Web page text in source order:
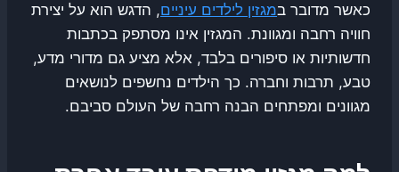
כאשר מדובר במגזין לילדים עיניים, הדגש הוא על יצירת
חוויה רחבה ומגוונת. המגזין אינו מסתפק בכתבות
חדשותיות או סיפורים בלבד, אלא מציע גם מדורי מדע,
טבע, תרבות וחברה. כך הילדים נחשפים לנושאים
מגוונים ומפתחים הבנה רחבה של העולם סביבם.